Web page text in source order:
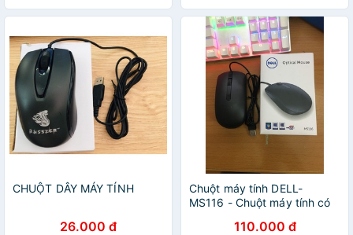
CHUỘT DÂY MÁY TÍNH
26.000 đ
Chuột máy tính DELL-
MS116 - Chuột máy tính có
110.000 đ